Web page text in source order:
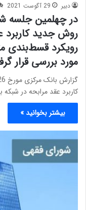
دبیر 29 آگوست 2021
در چهلمین جلسه
روش جدید کاربرد
رویکرد قسط‌بندی
مورد بررسی قرار
کاربرد عقد مرابحه در
بیشتر بخوانید »